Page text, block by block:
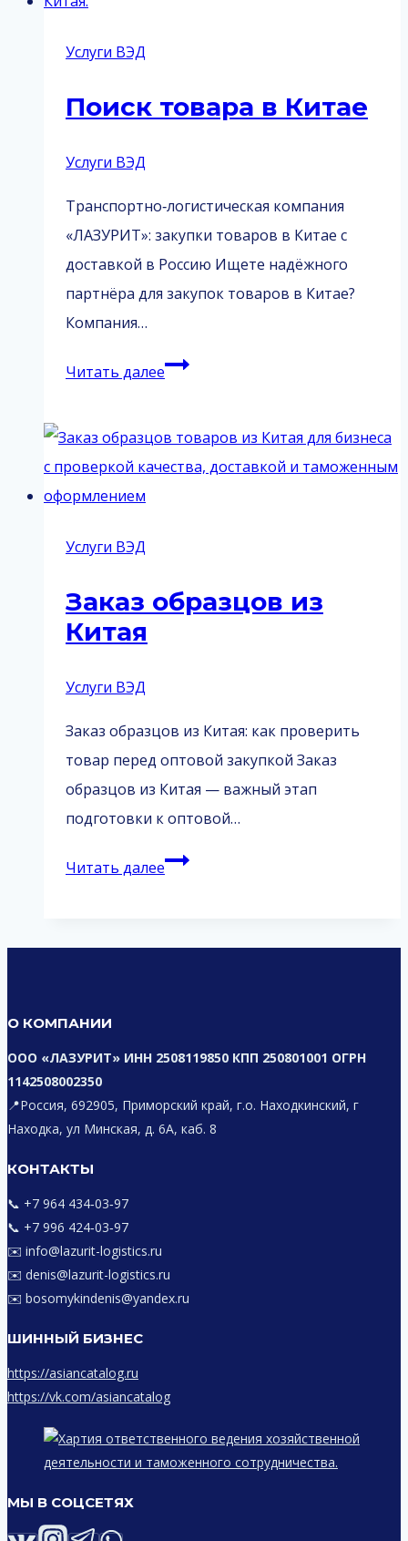
Услуги ВЭД
Поиск товара в Китае
Услуги ВЭД
Транспортно‑логистическая компания
«ЛАЗУРИТ»: закупки товаров в Китае с
доставкой в Россию Ищете надёжного
партнёра для закупок товаров в Китае?
Компания…
Читать далееПоиск
Услуги ВЭД
Заказ образцов из
Китая
Услуги ВЭД
Заказ образцов из Китая: как проверить
товар перед оптовой закупкой Заказ
образцов из Китая — важный этап
подготовки к оптовой…
Читать далееЗаказ
Китая
О КОМПАНИИ
ООО «ЛАЗУРИТ» ИНН 2508119850 КПП 250801001 ОГРН
1142508002350
📍Россия, 692905, Приморский край, г.о. Находкинский, г
Находка, ул Минская, д. 6А, каб. 8
КОНТАКТЫ
📞 +7 964 434‑03‑97
📞 +7 996 424‑03‑97
✉️ info@lazurit-logistics.ru
✉️ denis@lazurit-logistics.ru
✉️ bosomykindenis@yandex.ru
ШИННЫЙ БИЗНЕС
https://asiancatalog.ru
https://vk.com/asiancatalog
МЫ В СОЦСЕТЯХ